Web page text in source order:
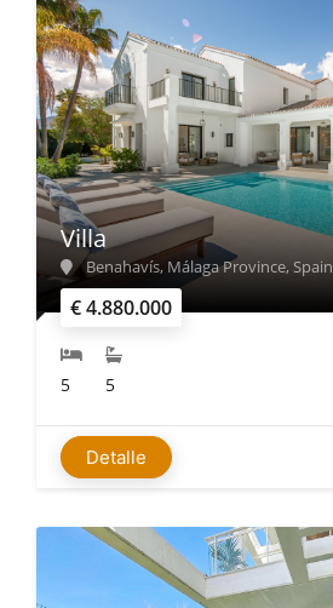
€ 4.880.000
Villa
Benahavís, Málaga Province, Spain
5 5
Detalle